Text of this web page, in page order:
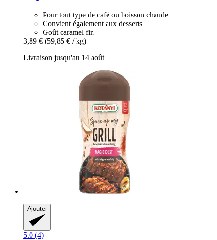
Pour tout type de café ou boisson chaude
Convient également aux desserts
Goût caramel fin
3,89 € (59,85 € / kg)
Livraison jusqu'au 14 août
Ajouter
5.0 (4)